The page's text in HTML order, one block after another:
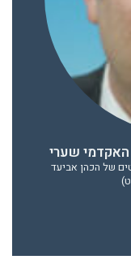
שערי
של הכהן אביעד